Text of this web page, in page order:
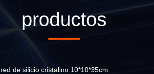
productos
de silicio cristalino 10*10*35cm